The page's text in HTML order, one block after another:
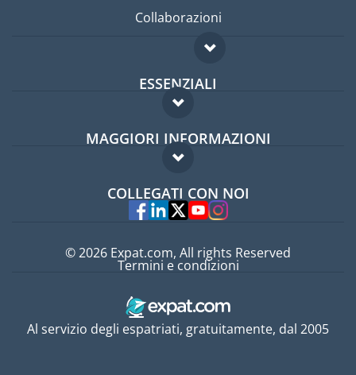
Collaborazioni
ESSENZIALI
Forum per expat
Guida per expat
MAGGIORI INFORMAZIONI
Domande frequenti
Esperti
COLLEGATI CON NOI
Al servizio degli espatriati, gratuitamente, dal 2005
© 2026 Expat.com, All rights Reserved
Termini e condizioni